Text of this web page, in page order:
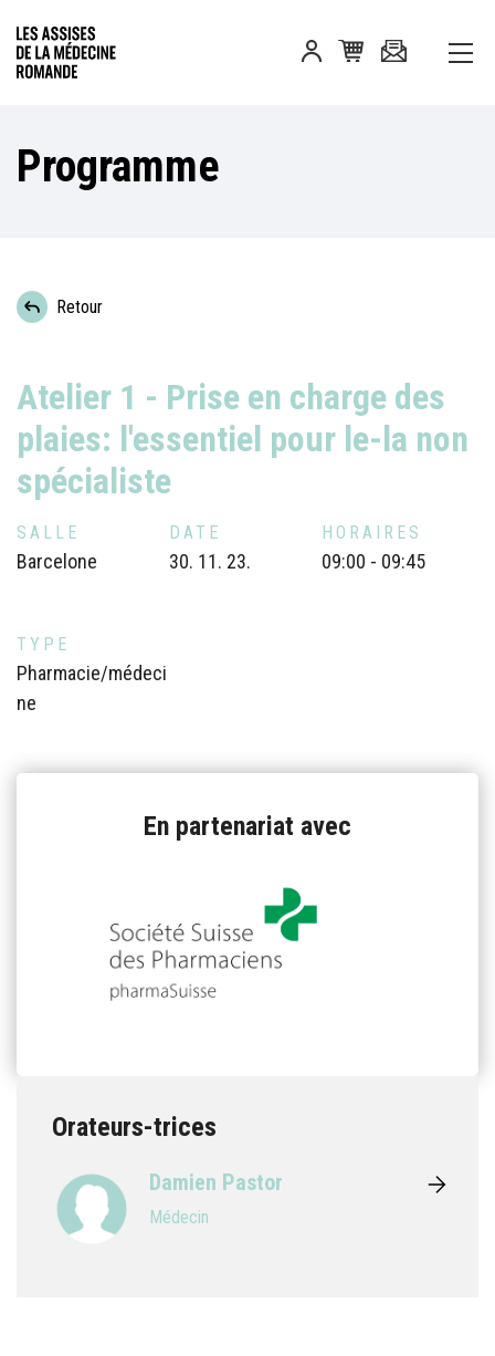
Programme
Retour
Atelier 1 - Prise en charge des
plaies: l'essentiel pour le-la non
spécialiste
SALLE
Barcelone
DATE
30. 11. 23.
HORAIRES
09:00 - 09:45
TYPE
Pharmacie/médeci
ne
En partenariat avec
Orateurs-trices
Damien Pastor
Médecin